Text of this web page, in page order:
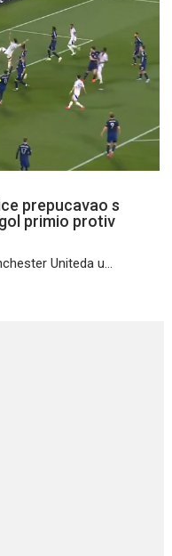
prepucavao s
primio protiv
Uniteda u...